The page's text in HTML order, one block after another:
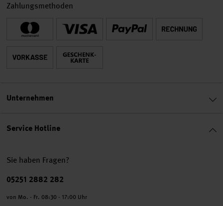
Service Hotline
Sie haben Fragen?
Telefonnummer
05251 2882 282
von Mo. - Fr. 08:30 - 17:00 Uhr
Zahlungsmethoden
Unternehmen